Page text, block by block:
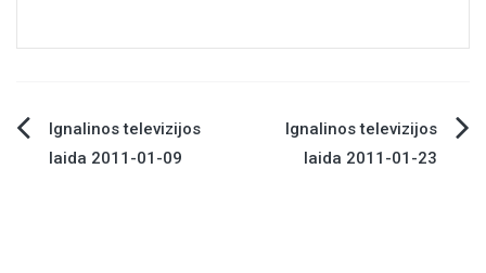
Navigacija
Ignalinos televizijos
laida 2011-01-09
Ignalinos televizijos
laida 2011-01-23